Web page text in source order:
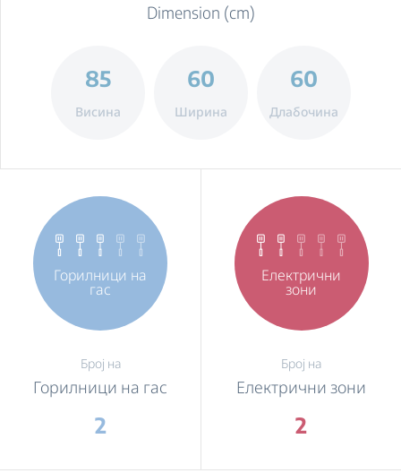
Dimension (cm)
85
Висина
60
Ширина
60
Длабочина
Горилници на
гас
Број на
Горилници на гас
2
Електрични
зони
Број на
Електрични зони
2